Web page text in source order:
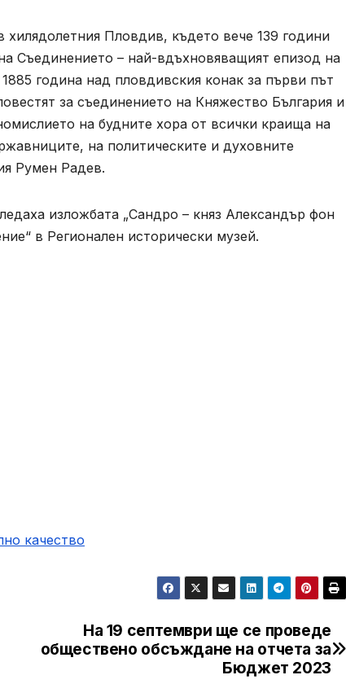
Пловдив, където вече 139 години
Съединението – най-вдъхновяващият епизод на
година над пловдивския конак за първи път
за съединението на Княжество България и
на будните хора от всички краища на
на политическите и духовните
Румен Радев.
изложбата „Сандро – княз Александър фон
в Регионален исторически музей.
качество
На 19 септември ще се проведе
обществено обсъждане на отчета за
Бюджет 2023